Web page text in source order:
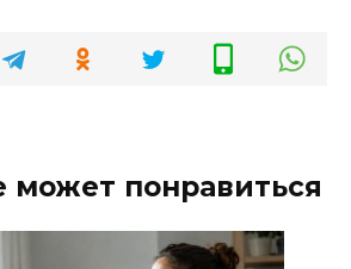
может понравиться